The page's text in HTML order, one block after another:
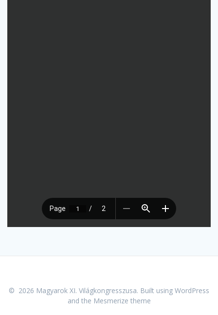
© 2026 Magyarok XI. Világkongresszusa. Built using WordPress
and the Mesmerize theme